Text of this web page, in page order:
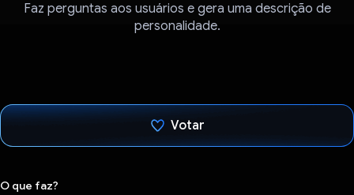
Faz perguntas aos usuários e gera uma descrição de
personalidade.
Votar
O que faz?